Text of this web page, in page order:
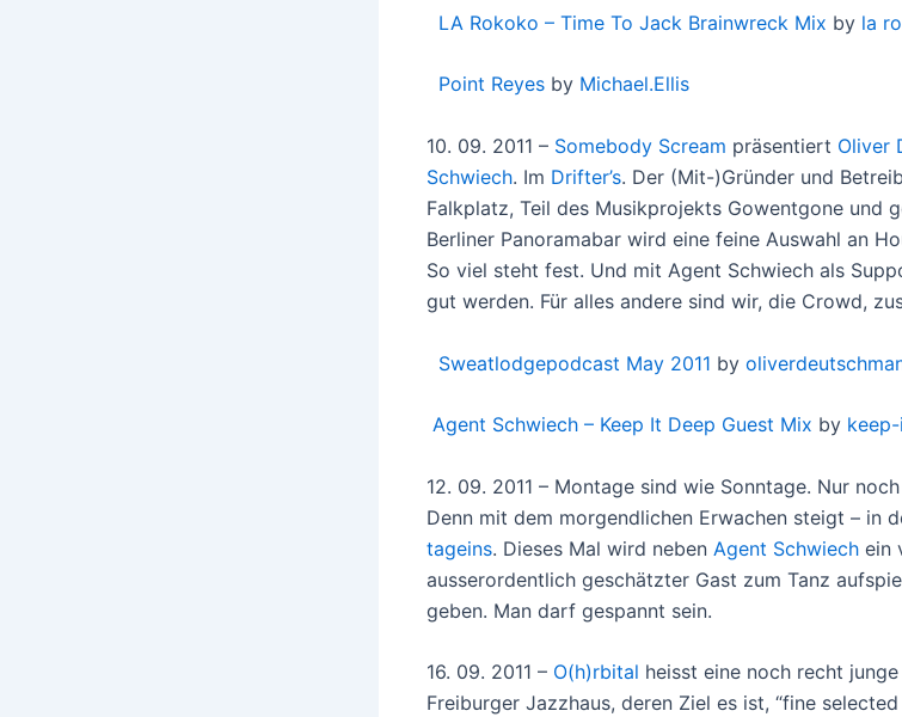
LA Rokoko – Time To Jack Brainwreck Mix by la
Point Reyes by Michael.Ellis
10. 09. 2011 – Somebody Scream präsentiert Oliver
Schwiech. Im Drifter’s. Der (Mit-)Gründer und
Falkplatz, Teil des Musikprojekts Gowentgone und
Berliner Panoramabar wird eine feine Auswahl an
So viel steht fest. Und mit Agent Schwiech als
gut werden. Für alles andere sind wir, die Crowd,
Sweatlodgepodcast May 2011 by
Agent Schwiech – Keep It Deep Guest Mix by
12. 09. 2011 – Montage sind wie Sonntage. Nur
Denn mit dem morgendlichen Erwachen steigt – in
tageins. Dieses Mal wird neben Agent Schwiech ein
ausserordentlich geschätzter Gast zum Tanz
geben. Man darf gespannt sein.
16. 09. 2011 – O(h)rbital heisst eine noch recht
Freiburger Jazzhaus, deren Ziel es ist, “fine